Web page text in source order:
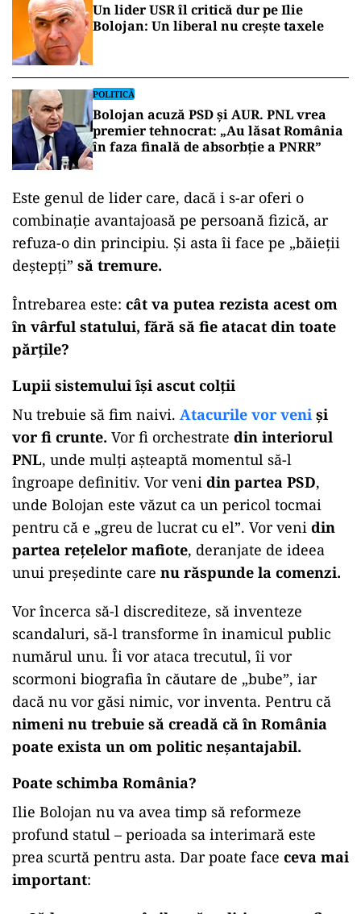
Un lider USR îl critică dur pe Ilie
Bolojan: Un liberal nu crește taxele
POLITICĂ
Bolojan acuză PSD și AUR. PNL vrea
premier tehnocrat: „Au lăsat România
în faza finală de absorbţie a PNRR”
Este genul de lider care, dacă i s-ar oferi o
combinație avantajoasă pe persoană fizică, ar
refuza-o din principiu. Și asta îi face pe „băieții
deștepți” să tremure.
Întrebarea este: cât va putea rezista acest om
în vârful statului, fără să fie atacat din toate
părțile?
Lupii sistemului își ascut colții
Nu trebuie să fim naivi. Atacurile vor veni și
vor fi crunte. Vor fi orchestrate din interiorul
PNL, unde mulți așteaptă momentul să-l
îngroape definitiv. Vor veni din partea PSD,
unde Bolojan este văzut ca un pericol tocmai
pentru că e „greu de lucrat cu el”. Vor veni din
partea rețelelor mafiote, deranjate de ideea
unui președinte care nu răspunde la comenzi.
Vor încerca să-l discrediteze, să inventeze
scandaluri, să-l transforme în inamicul public
numărul unu. Îi vor ataca trecutul, îi vor
scormoni biografia în căutare de „bube”, iar
dacă nu vor găsi nimic, vor inventa. Pentru că
nimeni nu trebuie să creadă că în România
poate exista un om politic neșantajabil.
Poate schimba România?
Ilie Bolojan nu va avea timp să reformeze
profund statul – perioada sa interimară este
prea scurtă pentru asta. Dar poate face ceva mai
important: